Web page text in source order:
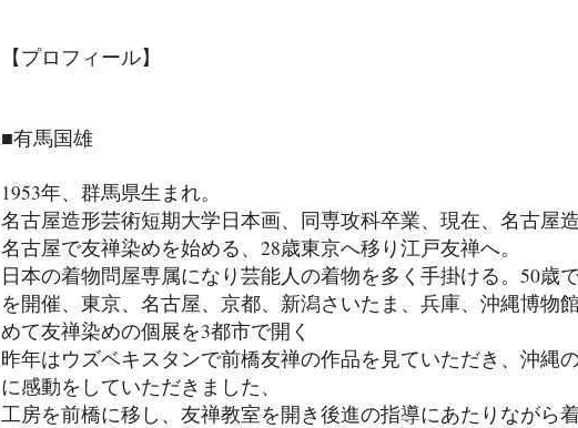
【プロフィール】
■有馬国雄
1953年、群馬県生まれ。
名古屋造形芸術短期大学日本画、同専攻科卒業、現在、名古屋造
名古屋で友禅染めを始める、28歳東京へ移り江戸友禅へ。
日本の着物問屋専属になり芸能人の着物を多く手掛ける。50歳
を開催、東京、名古屋、京都、新潟さいたま、兵庫、沖縄博物
めて友禅染めの個展を3都市で開く
昨年はウズベキスタンで前橋友禅の作品を見ていただき、沖縄
に感動をしていただきました、
工房を前橋に移し、友禅教室を開き後進の指導にあたりながら